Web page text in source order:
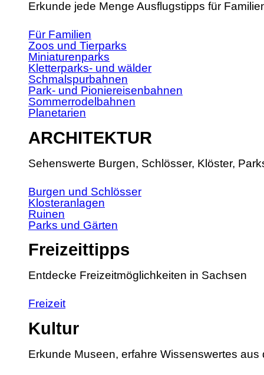
Erkunde jede Menge Ausflugstipps für
Für Familien
Zoos und Tierparks
Miniaturenparks
Kletterparks- und wälder
Schmalspurbahnen
Park- und Pioniereisenbahnen
Sommerrodelbahnen
Planetarien
ARCHITEKTUR
Sehenswerte Burgen, Schlösser, Klöster,
Burgen und Schlösser
Klosteranlagen
Ruinen
Parks und Gärten
Freizeittipps
Entdecke Freizeitmöglichkeiten in Sachsen
Freizeit
Kultur
Erkunde Museen, erfahre Wissenswertes